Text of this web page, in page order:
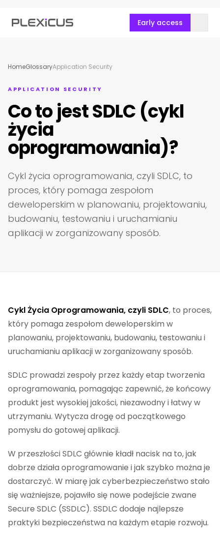
Early access
HomeGlossaryApplication Security
APPLICATION SECURITY
Co to jest SDLC (cykl
życia
oprogramowania)?
Cykl życia oprogramowania, czyli SDLC, to
proces, który pomaga zespołom
deweloperskim w planowaniu, projektowaniu,
budowaniu, testowaniu i uruchamianiu
aplikacji w zorganizowany sposób.
Cykl Życia Oprogramowania, czyli SDLC, to proces,
który pomaga zespołom deweloperskim w
planowaniu, projektowaniu, budowaniu, testowaniu i
uruchamianiu aplikacji w zorganizowany sposób.
SDLC prowadzi zespoły przez każdy etap tworzenia
oprogramowania, pomagając zapewnić, że końcowy
produkt jest wysokiej jakości, niezawodny i łatwy w
utrzymaniu. Wytycza drogę od początkowego
pomysłu do gotowej aplikacji.
W przeszłości SDLC głównie kładł nacisk na to, jak
dobrze działa oprogramowanie i jak szybko można je
dostarczyć. W miarę jak cyberbezpieczeństwo stało
się ważniejsze, pojawiło się nowe podejście zwane
Secure SDLC (SSDLC). SSDLC dodaje najlepsze
praktyki bezpieczeństwa na każdym etapie rozwoju.